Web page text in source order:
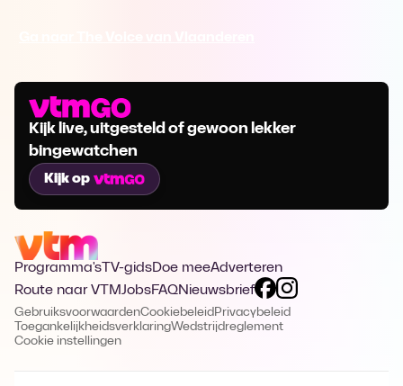
Kijk live, uitgesteld of gewoon lekker
bingewatchen
Kijk op
Programma's TV-gidsDoe meeAdverteren
Route naar VTMJobsFAQNieuwsbrief
GebruiksvoorwaardenCookiebeleid Privacybeleid
ToegankelijkheidsverklaringWedstrijdreglement
Cookie instellingen